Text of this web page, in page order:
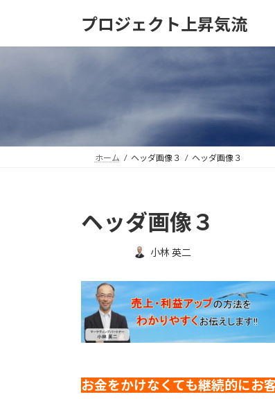
プロジェクト上昇気流
ホーム ヘッダ画像３ ヘッダ画像３
ヘッダ画像３
新
日
時
:
小林 英二
お金をかけなくても継続的にお